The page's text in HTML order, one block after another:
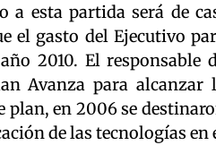
a esta partida será de
el gasto del Ejecutivo
2010. El responsable
Avanza para alcanzar
plan, en 2006 se
de las tecnologías en